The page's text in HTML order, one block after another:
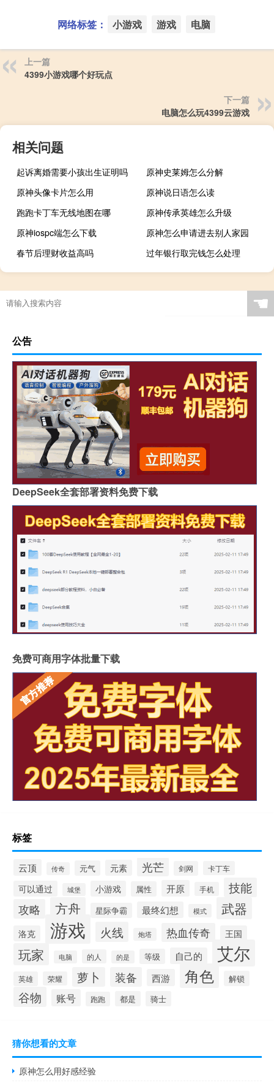
网络标签： 小游戏 游戏 电脑
上一篇
4399小游戏哪个好玩点
下一篇
电脑怎么玩4399云游戏
相关问题
起诉离婚需要小孩出生证明吗
原神史莱姆怎么分解
原神头像卡片怎么用
原神说日语怎么读
跑跑卡丁车无线地图在哪
原神传承英雄怎么升级
原神iospc端怎么下载
原神怎么申请进去别人家园
春节后理财收益高吗
过年银行取完钱怎么处理
☚
公告
DeepSeek全套部署资料免费下载
免费可商用字体批量下载
标签
云顶 传奇 元气 元素 光芒 剑网 卡丁车
可以通过 城堡 小游戏 属性 开原 手机
技能
攻略
方舟 星际争霸 最终幻想 模式 武器
洛克 游戏 火线 炮塔 热血传奇 王国
玩家 电脑 的人 的是 等级 自己的 艾尔
英雄 荣耀 萝卜 装备 西游 角色 解锁
谷物 账号 跑跑 都是 骑士
猜你想看的文章
原神怎么用好感经验